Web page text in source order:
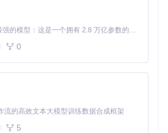
格式的结构化数据文件
完整性检查
录完整性与字段有效性
校验功能生成质量报告
题：技术亮点与性能优化
，结合智能限流算法，在保证采集效率
爬机制。实测表明，在标准网络环境
Kimi K3 是Kimi能力最强的模型：这是一个拥有 2.8 万亿参数的混合专家（MoE）模型，具备原生视觉理解能力，并支持 100 万 token 的上下文窗口。
0
流的高效文本大模型训练数据合成框架
5